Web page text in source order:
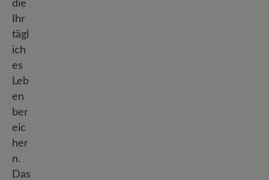
die
Ihr
tägl
ich
es
Leb
en
ber
eic
her
n.
Das